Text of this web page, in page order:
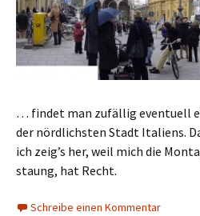
… findet man zufällig eventuell
der nördlichsten Stadt Italiens.
ich zeig’s her, weil mich die
staung, hat Recht.
Schreibe einen Kommentar